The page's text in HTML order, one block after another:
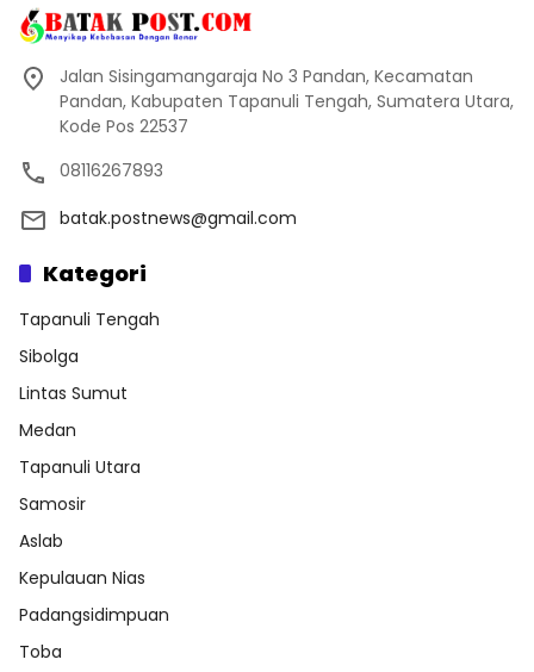
Jalan Sisingamangaraja No 3 Pandan, Kecamatan
Pandan, Kabupaten Tapanuli Tengah, Sumatera Utara,
Kode Pos 22537
08116267893
batak.postnews@gmail.com
Kategori
Tapanuli Tengah
Sibolga
Lintas Sumut
Medan
Tapanuli Utara
Samosir
Aslab
Kepulauan Nias
Padangsidimpuan
Toba